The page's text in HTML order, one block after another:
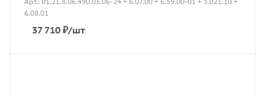
6.08.01
37 710 ₽/шт